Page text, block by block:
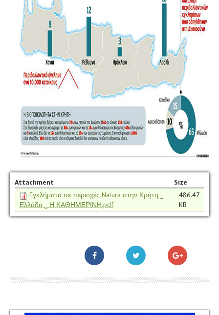
Attachment
Size
Eγκλήματα σε περιοχές Natura στην Κρήτη _
Ελλάδα _ Η ΚΑΘΗΜΕΡΙΝΗ.pdf
486.47
KB